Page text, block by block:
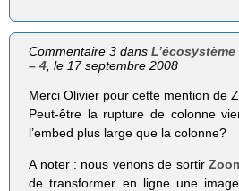
Commentaire 3 dans
– 4, le 17 septembre 2008
Merci Olivier pour cette mention de
Peut-être la rupture de colonne
l’embed plus large que la colonne?
A noter : nous venons de sortir
de transformer en ligne une